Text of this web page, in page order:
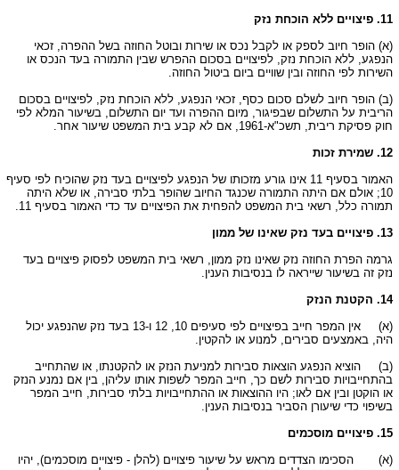
11. פיצויים ללא הוכחת נזק
(א) הופר חיוב לספק או לקבל נכס או שירות ובוטל החוזה בשל ההפרה, זכאי
הנפגע, ללא הוכחת נזק, לפיצויים בסכום ההפרש שבין התמורה בעד הנכס או
השירות לפי החוזה ובין שוויים ביום ביטול החוזה.
(ב) הופר חיוב לשלם סכום כסף, זכאי הנפגע, ללא הוכחת נזק, לפיצויים בסכום
הריבית על התשלום שבפיגור, מיום ההפרה ועד יום התשלום, בשיעור המלא לפי
חוק פסיקת ריבית, תשכ"א-1961, אם לא קבע בית המשפט שיעור אחר.
12. שמירת זכות
האמור בסעיף 11 אינו גורע מזכותו של הנפגע לפיצויים בעד נזק שהוכיח לפי סעיף
10; אולם אם היתה התמורה שכנגד החיוב שהופר בלתי סבירה, או שלא היתה
תמורה כלל, רשאי בית המשפט להפחית את הפיצויים עד כדי האמור בסעיף 11.
13. פיצויים בעד נזק שאינו של ממון
גרמה הפרת החוזה נזק שאינו נזק ממון, רשאי בית המשפט לפסוק פיצויים בעד
נזק זה בשיעור שייראה לו בנסיבות הענין.
14. הקטנת הנזק
(א)
אין המפר חייב בפיצויים לפי סעיפים 10, 12 ו-13 בעד נזק שהנפגע יכול
היה, באמצעים סבירים, למנוע או להקטין.
(ב)
הוציא הנפגע הוצאות סבירות למניעת הנזק או להקטנתו, או שהתחייב
בהתחייבויות סבירות לשם כך, חייב המפר לשפות אותו עליהן, בין אם נמנע הנזק
או הוקטן ובין אם לאו; היו ההוצאות או ההתחייבויות בלתי סבירות, חייב המפר
בשיפוי כדי שיעורן הסביר בנסיבות הענין.
15. פיצויים מוסכמים
(א)
הסכימו הצדדים מראש על שיעור פיצויים (להלן - פיצויים מוסכמים), יהיו